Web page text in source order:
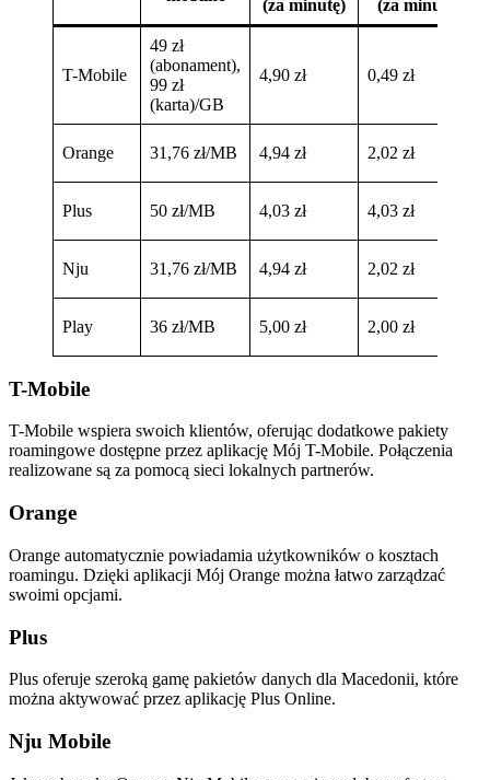
(za minutę)
(za minutę)
T-Mobile
49 zł
(abonament),
99 zł
(karta)/GB
4,90 zł 0,49 zł
Orange 31,76 zł/MB 4,94 zł 2,02 zł
Plus 50 zł/MB 4,03 zł 4,03 zł
Nju 31,76 zł/MB 4,94 zł 2,02 zł
Play 36 zł/MB 5,00 zł 2,00 zł
T-Mobile
T-Mobile wspiera swoich klientów, oferując dodatkowe pakiety
roamingowe dostępne przez aplikację Mój T-Mobile. Połączenia
realizowane są za pomocą sieci lokalnych partnerów.
Orange
Orange automatycznie powiadamia użytkowników o kosztach
roamingu. Dzięki aplikacji Mój Orange można łatwo zarządzać
swoimi opcjami.
Plus
Plus oferuje szeroką gamę pakietów danych dla Macedonii, które
można aktywować przez aplikację Plus Online.
Nju Mobile